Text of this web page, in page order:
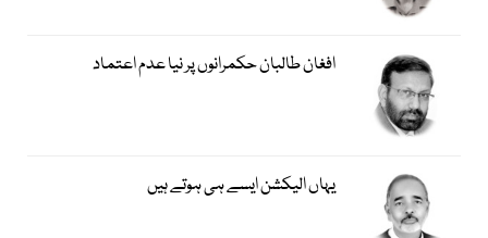
افغان طالبان حکمرانوں پر نیا عدم اعتماد
یہاں الیکشن ایسے ہی ہوتے ہیں